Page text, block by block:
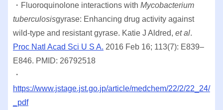
・Fluoroquinolone interactions with Mycobacterium
tuberculosisgyrase: Enhancing drug activity against
wild-type and resistant gyrase. Katie J Aldred, et al.
Proc Natl Acad Sci U S A. 2016 Feb 16; 113(7): E839–
E846. PMID: 26792518
・
https://www.jstage.jst.go.jp/article/medchem/22/2/22_24/
_pdf